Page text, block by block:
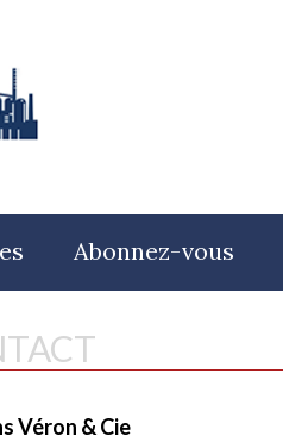
Abonnez-vous
Véron & Cie